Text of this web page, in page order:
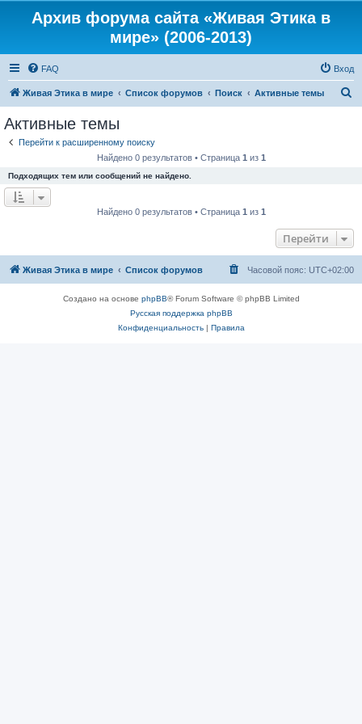
Архив форума сайта «Живая Этика в
мире» (2006-2013)
FAQ Вход
Живая Этика в мире Список форумов Поиск Активные темы
Активные темы
Перейти к расширенному поиску
Найдено 0 результатов • Страница 1 из 1
Подходящих тем или сообщений не найдено.
Найдено 0 результатов • Страница 1 из 1
Перейти
Живая Этика в мире Список форумов Часовой пояс: UTC+02:00
Создано на основе phpBB® Forum Software © phpBB Limited
Русская поддержка phpBB
Конфиденциальность| Правила